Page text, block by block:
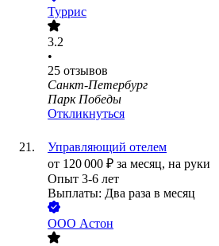
Туррис
3.2
•
25 отзывов
Санкт-Петербург
Парк Победы
Откликнуться
Управляющий отелем
от 120 000 ₽ за месяц, на руки
Опыт 3-6 лет
Выплаты: Два раза в месяц
ООО Астон